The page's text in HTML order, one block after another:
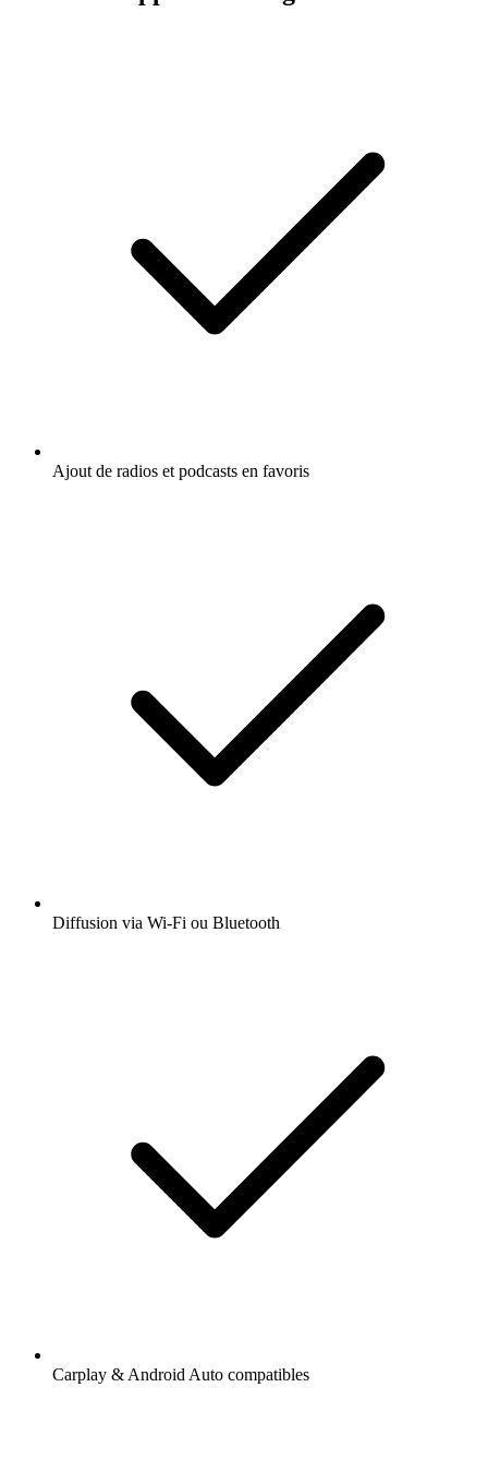
Ajout de radios et podcasts en favoris
Diffusion via Wi-Fi ou Bluetooth
Carplay & Android Auto compatibles